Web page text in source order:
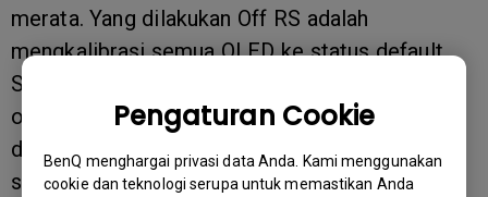
Pengaturan Cookie
BenQ menghargai privasi data Anda. Kami menggunakan
cookie dan teknologi serupa untuk memastikan Anda
merata. Yang dilakukan Off RS adalah
mengkalibrasi semua OLED ke status default.
Setiap 4 jam durasi layar, monitor akan secara
otomatis menyalakan mode ini setelah layar
dalam keadaan siaga/ mati (memerlukan waktu
sekitar 10 menit). User dapat menjalankan